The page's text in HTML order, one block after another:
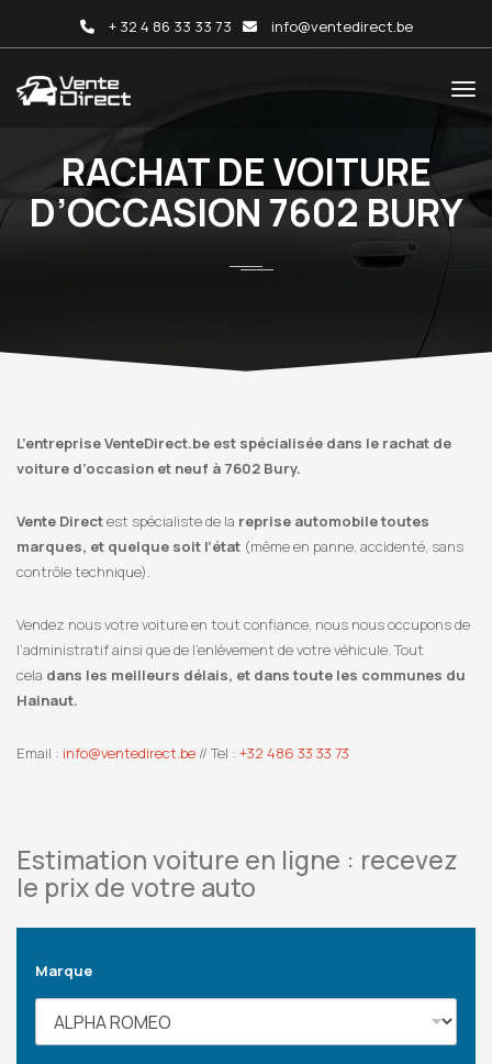
+ 32 4 86 33 33 73 info@ventedirect.be
RACHAT DE VOITURE
D’OCCASION 7602 BURY
L’entreprise VenteDirect.be est spécialisée dans le rachat de
voiture d’occasion et neuf à 7602 Bury.
Vente Directest spécialiste de la reprise automobile toutes
marques, et quelque soit l’état (même en panne, accidenté, sans
contrôle technique).
Vendez nous votre voiture en tout confiance, nous nous occupons de
l’administratif ainsi que de l’enlèvement de votre véhicule. Tout
cela dans les meilleurs délais, et dans toute les communes du
Hainaut.
Email : info@ventedirect.be // Tel : +32 486 33 33 73
Estimation voiture en ligne : recevez
le prix de votre auto
Marque